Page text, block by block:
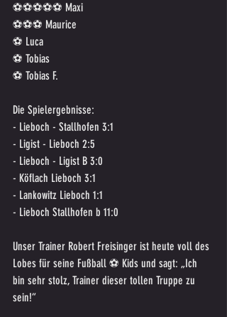
⚽️⚽️⚽️⚽️⚽️ Maxi
⚽️⚽️⚽️ Maurice
⚽️ Luca
⚽️ Tobias
⚽️ Tobias F.
Die Spielergebnisse:
- Lieboch - Stallhofen 3:1
- Ligist - Lieboch 2:5
- Lieboch - Ligist B 3:0
- Köflach Lieboch 3:1
- Lankowitz Lieboch 1:1
- Lieboch Stallhofen b 11:0
Unser Trainer Robert Freisinger ist heute voll des
Lobes für seine Fußball ⚽️ Kids und sagt: „Ich
bin sehr stolz, Trainer dieser tollen Truppe zu
sein!“